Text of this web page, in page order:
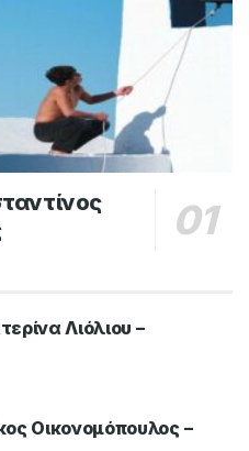
Λιόλιου –
Οικονομόπουλος –